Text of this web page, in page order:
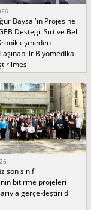
Baysal'ın Projesine
Desteği: Sırt ve Bel
Biyomedikal
son sınıf
bitirme projeleri
gerçekleştirildi